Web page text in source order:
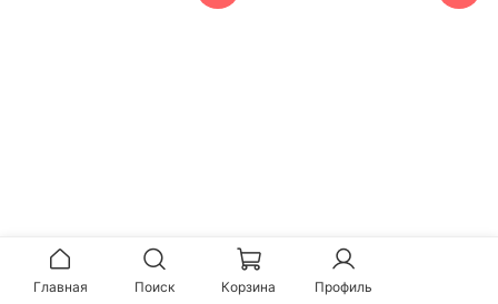
Главная Поиск Корзина Профиль